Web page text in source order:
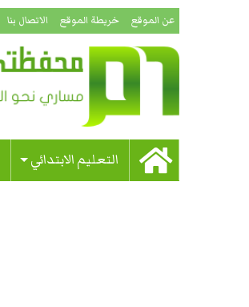
عن الموقع خريطة الموقع الاتصال بنا
التعليم الابتدائي